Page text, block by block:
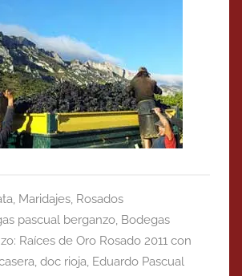
, Maridajes, Rosados
pascual berganzo, Bodegas
Raíces de Oro Rosado 2011 con
, doc rioja, Eduardo Pascual